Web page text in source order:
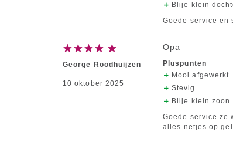
Blije klein
Goede service
George Roodhuijzen
10 oktober 2025
Opa
Pluspunten
Mooi afgewerkt
Stevig
Blije klein zoon
Goede service ze
alles netjes op